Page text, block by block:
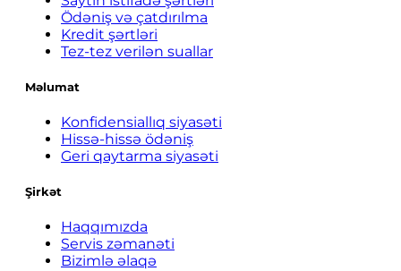
Ödəniş və çatdırılma
Kredit şərtləri
Tez-tez verilən suallar
Məlumat
Konfidensiallıq siyasəti
Hissə-hissə ödəniş
Geri qaytarma siyasəti
Şirkət
Haqqımızda
Servis zəmanəti
Bizimlə əlaqə